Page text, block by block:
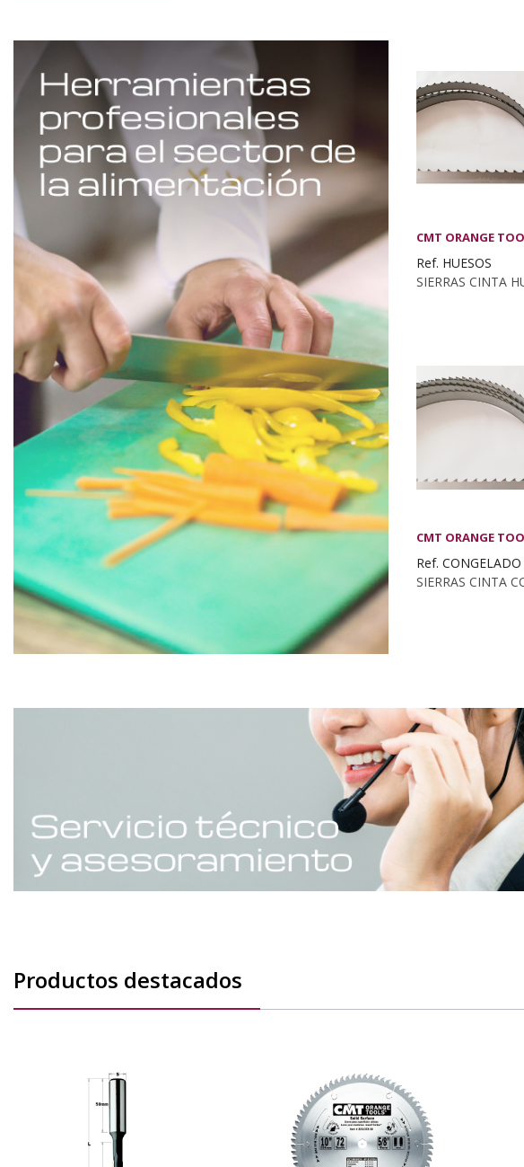
CMT ORANGE
Ref. HUESOS
CMT ORANGE
Ref. CONGELADO
Productos destacados